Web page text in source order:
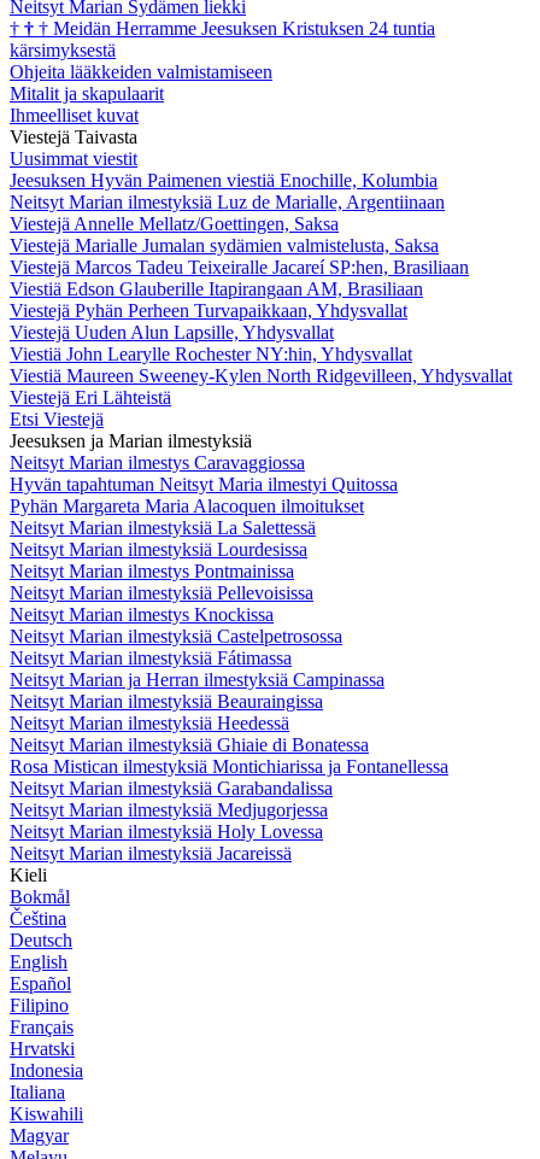
Neitsyt Marian Sydämen liekki
† † † Meidän Herramme Jeesuksen Kristuksen 24 tuntia
kärsimyksestä
Ohjeita lääkkeiden valmistamiseen
Mitalit ja skapulaarit
Ihmeelliset kuvat
Viestejä Taivasta
Uusimmat viestit
Jeesuksen Hyvän Paimenen viestiä Enochille, Kolumbia
Neitsyt Marian ilmestyksiä Luz de Marialle, Argentiinaan
Viestejä Annelle Mellatz/Goettingen, Saksa
Viestejä Marialle Jumalan sydämien valmistelusta, Saksa
Viestejä Marcos Tadeu Teixeiralle Jacareí SP:hen, Brasiliaan
Viestiä Edson Glauberille Itapirangaan AM, Brasiliaan
Viestejä Pyhän Perheen Turvapaikkaan, Yhdysvallat
Viestejä Uuden Alun Lapsille, Yhdysvallat
Viestiä John Learylle Rochester NY:hin, Yhdysvallat
Viestiä Maureen Sweeney-Kylen North Ridgevilleen, Yhdysvallat
Viestejä Eri Lähteistä
Etsi Viestejä
Jeesuksen ja Marian ilmestyksiä
Neitsyt Marian ilmestys Caravaggiossa
Hyvän tapahtuman Neitsyt Maria ilmestyi Quitossa
Pyhän Margareta Maria Alacoquen ilmoitukset
Neitsyt Marian ilmestyksiä La Salettessä
Neitsyt Marian ilmestyksiä Lourdesissa
Neitsyt Marian ilmestys Pontmainissa
Neitsyt Marian ilmestyksiä Pellevoisissa
Neitsyt Marian ilmestys Knockissa
Neitsyt Marian ilmestyksiä Castelpetrosossa
Neitsyt Marian ilmestyksiä Fátimassa
Neitsyt Marian ja Herran ilmestyksiä Campinassa
Neitsyt Marian ilmestyksiä Beauraingissa
Neitsyt Marian ilmestyksiä Heedessä
Neitsyt Marian ilmestyksiä Ghiaie di Bonatessa
Rosa Mistican ilmestyksiä Montichiarissa ja Fontanellessa
Neitsyt Marian ilmestyksiä Garabandalissa
Neitsyt Marian ilmestyksiä Medjugorjessa
Neitsyt Marian ilmestyksiä Holy Lovessa
Neitsyt Marian ilmestyksiä Jacareissä
Kieli
Bokmål
Čeština
Deutsch
English
Español
Filipino
Français
Hrvatski
Indonesia
Italiana
Kiswahili
Magyar